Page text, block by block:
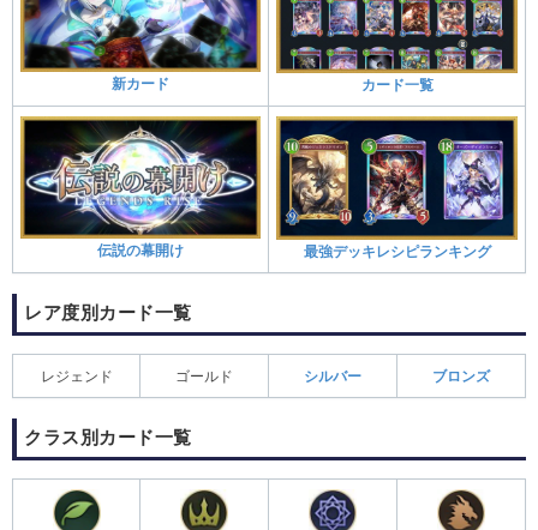
新カード カード一覧
伝説の幕開け 最強デッキレシピランキング
レア度別カード一覧
レジェンド ゴールド シルバー ブロンズ
クラス別カード一覧